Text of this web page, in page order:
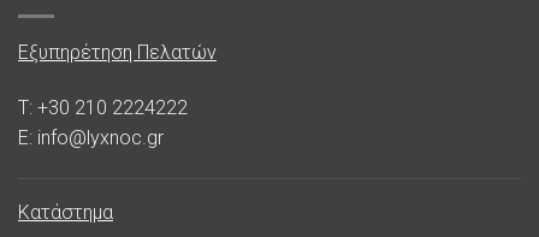
Εξυπηρέτηση Πελατών
T: +30 210 2224222
E: info@lyxnoc.gr
Κατάστημα